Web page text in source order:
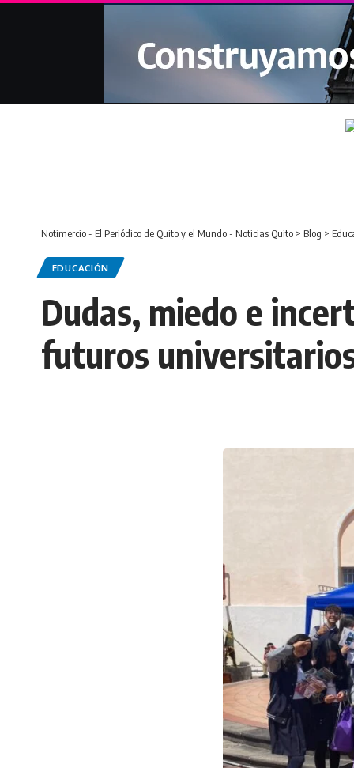
Notimercio - El Periódico de Quito y el Mundo - Noticias Quito > Blog >
EDUCACIÓN
Dudas, miedo e
futuros